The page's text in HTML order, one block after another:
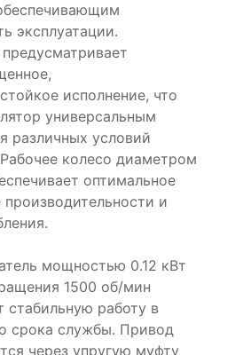
эксплуатации.
исполнение, что
универсальным
различных условий
колесо диаметром
оптимальное
и
мощностью 0.12 кВт
1500 об/мин
стабильную работу в
срока службы. Привод
через упругую муфту